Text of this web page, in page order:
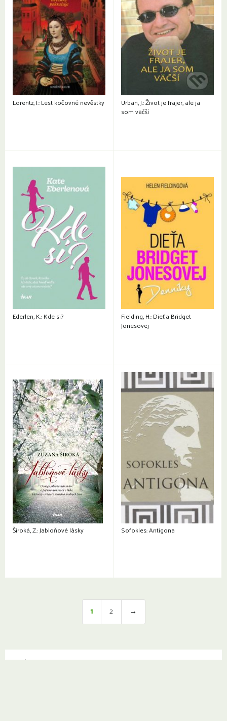
Lorentz, I.: Lest kočovné nevěstky
Urban, J.: Život je frajer, ale ja
som väčší
Ederlen, K.: Kde si?
Fielding, H.: Dieťa Bridget
Jonesovej
Široká, Z.: Jabloňové lásky Sofokles: Antigona
1 2 →
Otváracie hodiny a kontakty: